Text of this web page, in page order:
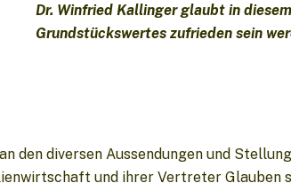
Dr. Winfried Kallinger glaubt in
Grundstückswertes zufrieden sein
den diversen Aussendungen und
und ihrer Vertreter Glauben